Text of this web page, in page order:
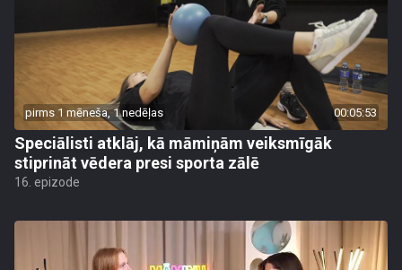
pirms 1 mēneša, 1 nedēļas 00:05:53
Speciālisti atklāj, kā māmiņām veiksmīgāk
stiprināt vēdera presi sporta zālē
16. epizode